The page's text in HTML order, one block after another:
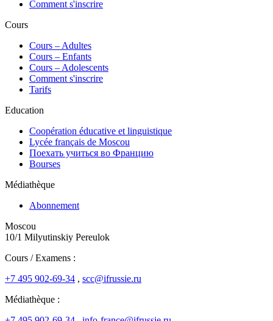
Comment s'inscrire
Cours
Сours – Adultes
Cours – Enfants
Cours – Adolescents
Comment s'inscrire
Tarifs
Education
Coopération éducative et linguistique
Lycée français de Moscou
Поехать учиться во Францию
Bourses
Médiathèque
Abonnement
Moscou
10/1 Milyutinskiy Pereulok
Cours / Examens :
+7 495 902-69-34 , scc@ifrussie.ru
Médiathèque :